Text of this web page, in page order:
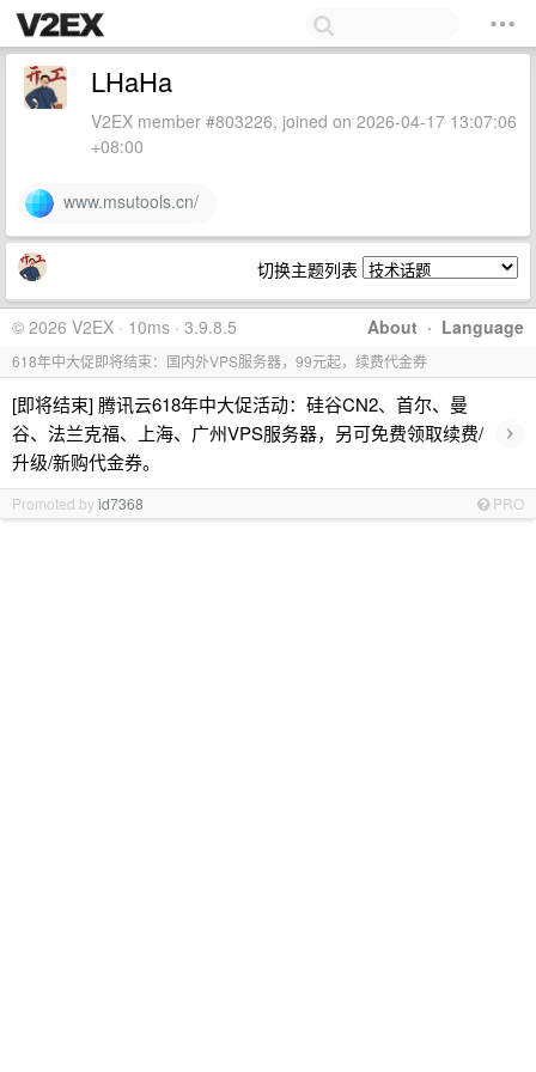
LHaHa
V2EX member #803226, joined on 2026-04-17 13:07:06
+08:00
www.msutools.cn/
切换主题列表
About · Language
© 2026 V2EX · 10ms · 3.9.8.5
618年中大促即将结束：国内外VPS服务器，99元起，续费代金券
[即将结束] 腾讯云618年中大促活动：硅谷CN2、首尔、曼
谷、法兰克福、上海、广州VPS服务器，另可免费领取续费/
升级/新购代金券。
›
Promoted byid7368 PRO